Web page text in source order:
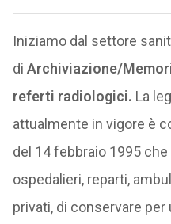
Iniziamo dal settore
di Archiviazione/
referti radiologici. La
attualmente in vigore è
del 14 febbraio 1995
ospedalieri, reparti,
privati, di conservare per